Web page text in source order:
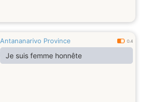
Antananarivo Province 0.4
Je suis femme honnête